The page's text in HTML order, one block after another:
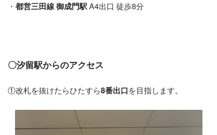
・ 都営三田線 御成門駅 A4出口 徒歩8分
〇汐留駅からのアクセス
①改札を抜けたらひたすら8番出口を目指します。